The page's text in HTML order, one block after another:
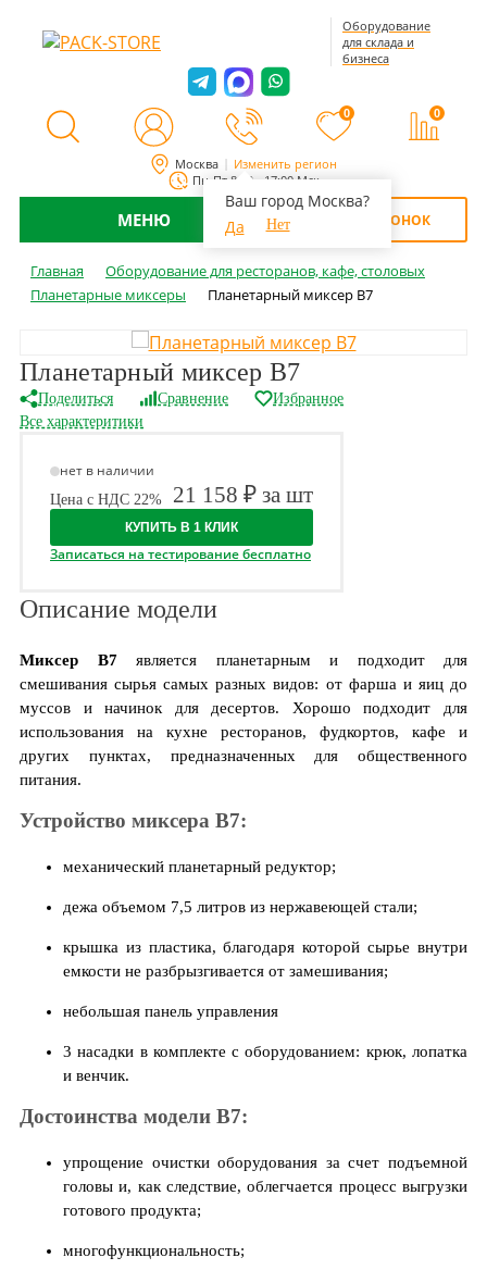
Москва Изменить регион
Ваш город Москва?
Да
Нет
Пн-Пт 8:00 - 17:00 Мск
Оборудование
для склада и
бизнеса
0 0
МЕНЮ ОБРАТНЫЙ ЗВОНОК
Главная
Оборудование для ресторанов, кафе, столовых
Планетарные миксеры
Планетарный миксер B7
Планетарный миксер B7
Поделиться Сравнение
Избранное
Все характеритики
нет в наличии
Цена с НДС 22% 21 158 ₽ за шт
КУПИТЬ В 1 КЛИК
Записаться на тестирование бесплатно
Описание модели
Миксер B7является планетарным и подходит для
смешивания сырья самых разных видов: от фарша и яиц до
муссов и начинок для десертов. Хорошо подходит для
использования на кухне ресторанов, фудкортов, кафе и
других пунктах, предназначенных для общественного
питания.
Устройство миксера B7:
механический планетарный редуктор;
дежа объемом 7,5 литров из нержавеющей стали;
крышка из пластика, благодаря которой сырье внутри
емкости не разбрызгивается от замешивания;
небольшая панель управления
3 насадки в комплекте с оборудованием: крюк, лопатка
и венчик.
Достоинства модели B7:
упрощение очистки оборудования за счет подъемной
головы и, как следствие, облегчается процесс выгрузки
готового продукта;
многофункциональность;